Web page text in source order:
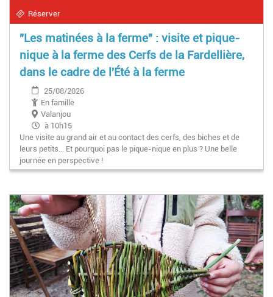
Réserver
"Les matinées à la ferme" : visite et pique-
nique à la ferme des Cerfs de la Fardellière,
dans le cadre de l'Été à la ferme
25/08/2026
En famille
Valanjou
à 10h15
Une visite au grand air et au contact des cerfs, des biches et de
leurs petits... Et pourquoi pas le pique-nique en plus ? Une belle
journée en perspective !